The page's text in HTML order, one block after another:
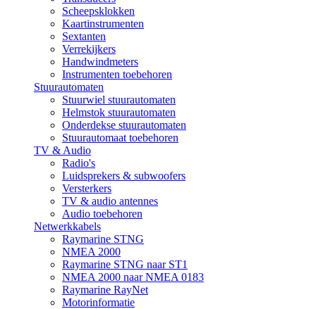
Scheepsklokken
Kaartinstrumenten
Sextanten
Verrekijkers
Handwindmeters
Instrumenten toebehoren
Stuurautomaten
Stuurwiel stuurautomaten
Helmstok stuurautomaten
Onderdekse stuurautomaten
Stuurautomaat toebehoren
TV & Audio
Radio's
Luidsprekers & subwoofers
Versterkers
TV & audio antennes
Audio toebehoren
Netwerkkabels
Raymarine STNG
NMEA 2000
Raymarine STNG naar ST1
NMEA 2000 naar NMEA 0183
Raymarine RayNet
Motorinformatie